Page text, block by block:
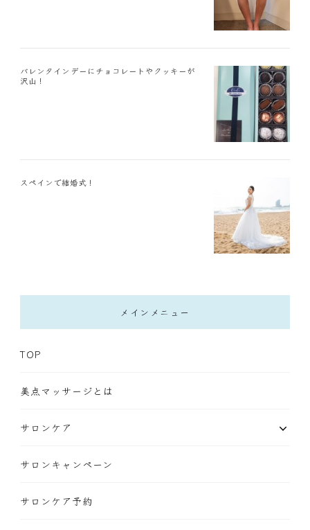
バレンタインデーにチョコレートやクッキーが
沢山！
スペインで結婚式！
メインメニュー
TOP
美点マッサージとは
サロンケア
サロンキャンペーン
サロンケア予約